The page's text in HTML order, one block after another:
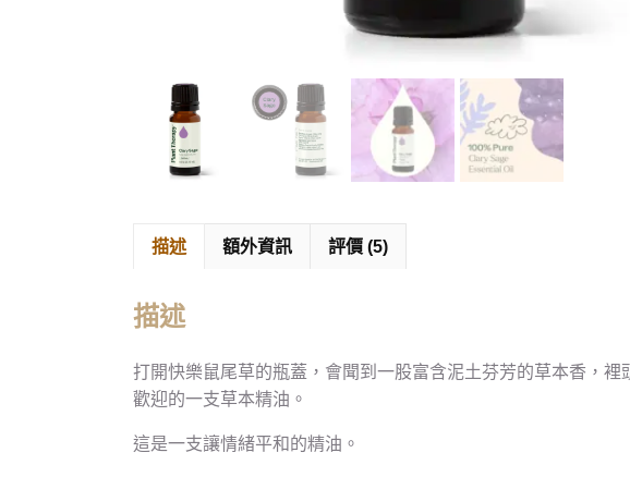
描述 額外資訊 評價 (5)
描述
打開快樂鼠尾草的瓶蓋，會聞到一股富含泥土芬芳的草本香，
歡迎的一支草本精油。
這是一支讓情緒平和的精油。